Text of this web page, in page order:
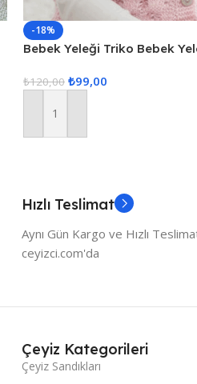
-18%
Bebek Yeleği Triko Bebek
₺120,00 ₺99,00
Sepete Ekle
Hızlı Teslimat
Aynı Gün Kargo ve Hızlı
ceyizci.com'da
Çeyiz Kategorileri
Çeyiz Sandıkları